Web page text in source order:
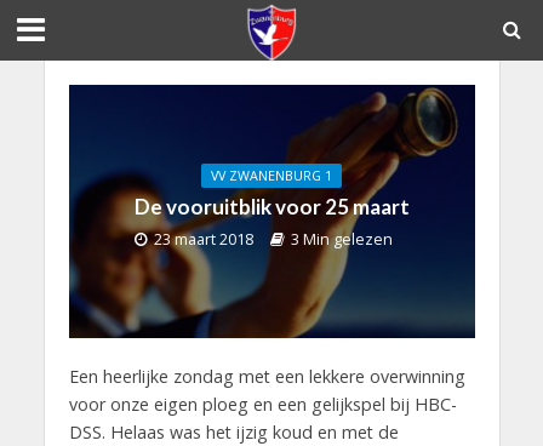
VV ZWANENBURG 1
De vooruitblik voor 25 maart
23 maart 2018 3 Min gelezen
Een heerlijke zondag met een lekkere overwinning
voor onze eigen ploeg en een gelijkspel bij HBC-
DSS. Helaas was het ijzig koud en met de